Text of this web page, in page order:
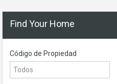
Find Your Home
Código de Propiedad